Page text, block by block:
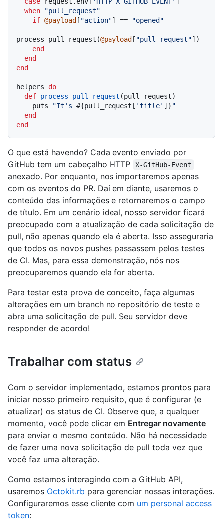
when
"pull_request"
if @payload [ "action"] == "opened"
process_pull_request(@payload [ "pull_request"])
end
end
end
helpers do
def process_pull_request (pull_request)
    puts
"It's #{pull_request[ 'title' ]}"
end
end
O que está havendo? Cada evento enviado por
GitHub tem um cabeçalho HTTP
X-GitHub-Event
anexado. Por enquanto, nos importaremos apenas
com os eventos do PR. Daí em diante, usaremos o
conteúdo das informações e retornaremos o campo
de título. Em um cenário ideal, nosso servidor ficará
preocupado com a atualização de cada solicitação de
pull, não apenas quando ela é aberta. Isso asseguraria
que todos os novos pushes passassem pelos testes
de CI. Mas, para essa demonstração, nós nos
preocuparemos quando ela for aberta.
Para testar esta prova de conceito, faça algumas
alterações em um branch no repositório de teste e
abra uma solicitação de pull. Seu servidor deve
responder de acordo!
Trabalhar com status
Com o servidor implementado, estamos prontos para
iniciar nosso primeiro requisito, que é configurar (e
atualizar) os status de CI. Observe que, a qualquer
momento, você pode clicar em Entregar novamente
para enviar o mesmo conteúdo. Não há necessidade
de fazer uma nova solicitação de pull toda vez que
você faz uma alteração.
Como estamos interagindo com a GitHub API,
usaremos Octokit.rb para gerenciar nossas interações.
Configuraremos esse cliente com um personal access
token: